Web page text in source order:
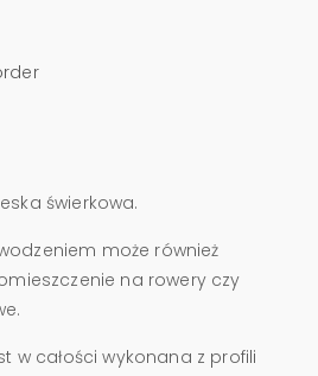
świerkowa.
może również
na rowery czy
w całości wykonana z profili